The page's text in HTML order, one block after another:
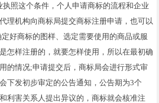
照这个条件，个人申请商标的流程和企业
理机构向商标局提交商标注册申请，也可以
好商标的图样、选定需要使用的商品或服
怎样注册的，就要怎样使用，所以在最初确
的情况;申请提交后，商标局会进行形式审
下发初步审定的公告通知，公告期为3个
利害关系人提出异议的，商标就会核准注